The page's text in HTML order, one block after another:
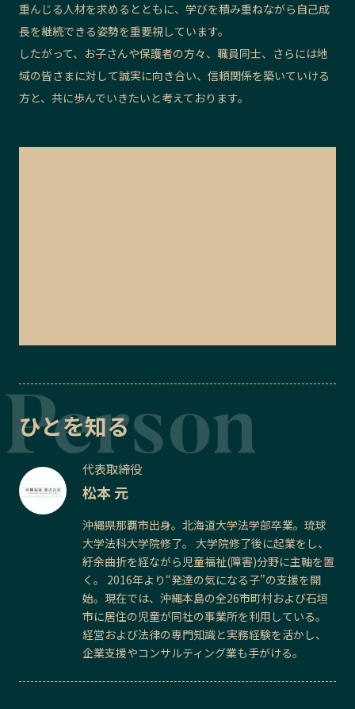
重んじる人材を求めるとともに、学びを積み重ねながら自己成
長を継続できる姿勢を重要視しています。
したがって、お子さんや保護者の方々、職員同士、さらには地
域の皆さまに対して誠実に向き合い、信頼関係を築いていける
方と、共に歩んでいきたいと考えております。
ひとを知る
代表取締役
松本 元
沖縄県那覇市出身。北海道大学法学部卒業。琉球
大学法科大学院修了。 大学院修了後に起業をし、
紆余曲折を経ながら児童福祉(障害)分野に主軸を置
く。 2016年より“発達の気になる子”の支援を開
始。現在では、沖縄本島の全26市町村および石垣
市に居住の児童が同社の事業所を利用している。
経営および法律の専門知識と実務経験を活かし、
企業支援やコンサルティング業も手がける。